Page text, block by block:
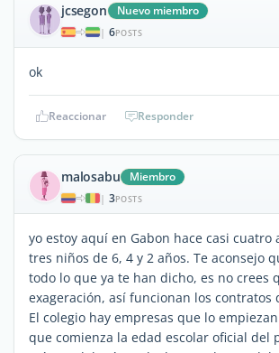
jcsegon Nuevo miembro
| 6POSTS
ok
Reaccionar Responder
malosabu Miembro
| 3POSTS
yo estoy aquí en Gabon hace casi cuatro
tres niños de 6, 4 y 2 años. Te aconsejo
todo lo que ya te han dicho, es no crees
exageración, así funcionan los contratos
El colegio hay empresas que lo
que comienza la edad escolar oficial del